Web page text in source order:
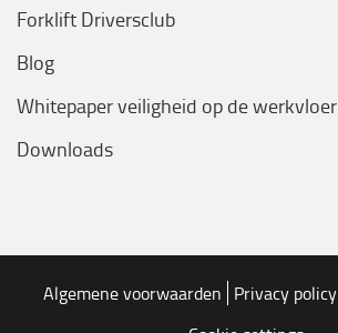
Forklift Driversclub
Blog
Whitepaper veiligheid op de werkvloer
Downloads
Algemene voorwaarden Privacy policy